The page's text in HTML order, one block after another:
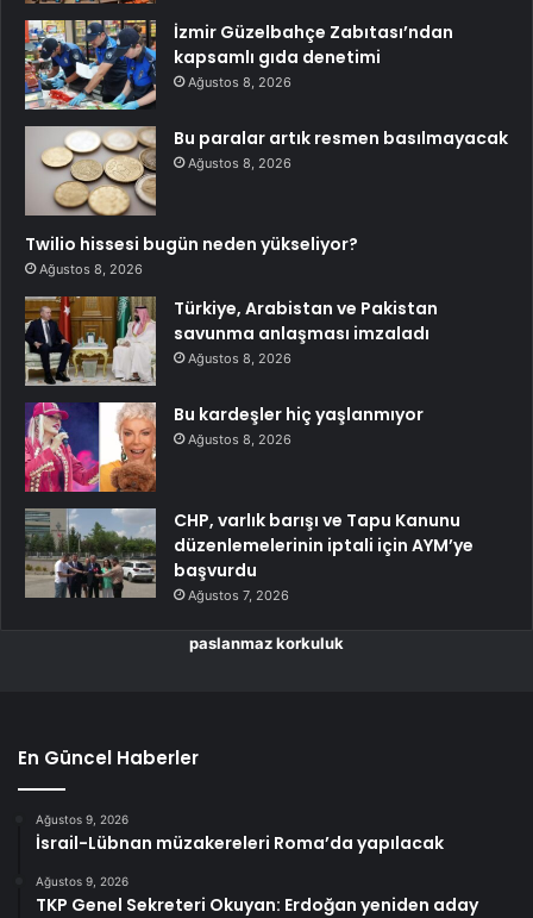
İzmir Güzelbahçe Zabıtası’ndan
kapsamlı gıda denetimi
Ağustos 8, 2026
Bu paralar artık resmen basılmayacak
Ağustos 8, 2026
Twilio hissesi bugün neden yükseliyor?
Ağustos 8, 2026
Türkiye, Arabistan ve Pakistan
savunma anlaşması imzaladı
Ağustos 8, 2026
Bu kardeşler hiç yaşlanmıyor
Ağustos 8, 2026
CHP, varlık barışı ve Tapu Kanunu
düzenlemelerinin iptali için AYM’ye
başvurdu
Ağustos 7, 2026
paslanmaz korkuluk
En Güncel Haberler
Ağustos 9, 2026
İsrail-Lübnan müzakereleri Roma’da yapılacak
Ağustos 9, 2026
TKP Genel Sekreteri Okuyan: Erdoğan yeniden aday